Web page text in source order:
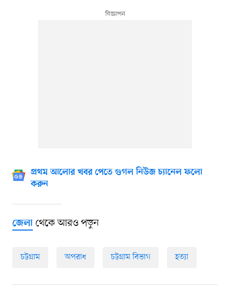
প্রথম আলোর খবর পেতে গুগল নিউজ চ্যানেল ফলো
করুন
জেলাথেকে আরও পড়ুন
চট্টগ্রাম অপরাধ চট্টগ্রাম বিভাগ হত্যা